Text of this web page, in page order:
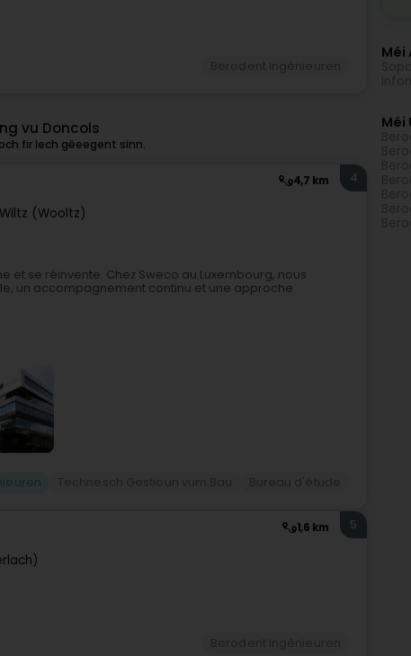
vu Doncols
fir Iech gëeegent sinn.
4,7 km
Wiltz (Wooltz)
4
et se réinvente. Chez Sweco au Luxembourg, nous
un accompagnement continu et une approche
1,6 km 5
Méi
Méi